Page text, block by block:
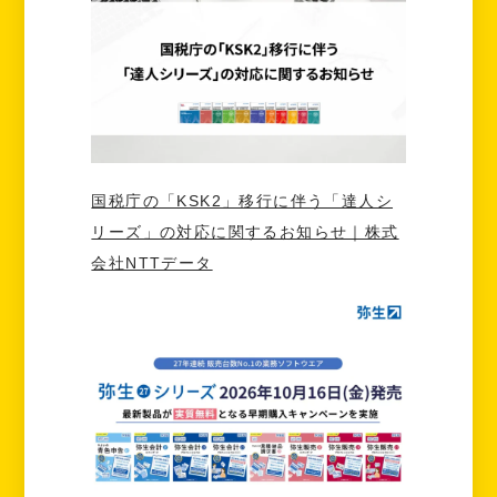
国税庁の「KSK2」移行に伴う「達人シ
リーズ」の対応に関するお知らせ｜株式
会社NTTデータ